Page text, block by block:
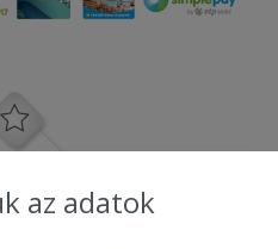
az adatok